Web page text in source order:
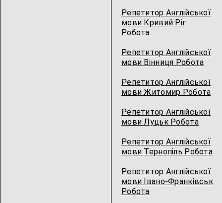
Репетитор Англійської
мови Кривий Ріг
Робота
Репетитор Англійської
мови Вінниця Робота
Репетитор Англійської
мови Житомир Робота
Репетитор Англійської
мови Луцьк Робота
Репетитор Англійської
мови Тернопіль Робота
Репетитор Англійської
мови Івано-Франківськ
Робота